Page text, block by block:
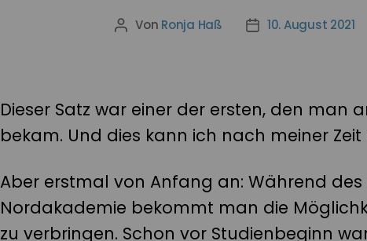
Beitragsautor
Von Ronja Haß 10. August 2021
Dieser Satz war einer der ersten, den man
bekam. Und dies kann ich nach meiner
Aber erstmal von Anfang an: Während
Nordakademie bekommt man die
zu verbringen. Schon vor Studienbeginn